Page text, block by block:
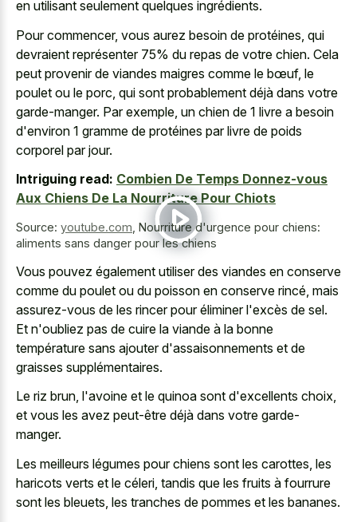
en utilisant seulement quelques ingrédients.
Pour commencer, vous aurez besoin de protéines, qui
devraient représenter 75% du repas de votre chien. Cela
peut provenir de viandes maigres comme le bœuf, le
poulet ou le porc, qui sont probablement déjà dans votre
garde-manger. Par exemple, un chien de 1 livre a besoin
d'environ 1 gramme de protéines par livre de poids
corporel par jour.
Intriguing read: Combien De Temps Donnez-vous
Aux Chiens De La Nourriture Pour Chiots
Source: youtube.com Nourriture d'urgence pour chiens:
aliments sans danger pour les chiens
Vous pouvez également utiliser des viandes en conserve
comme du poulet ou du poisson en conserve rincé, mais
assurez-vous de les rincer pour éliminer l'excès de sel.
Et n'oubliez pas de cuire la viande à la bonne
température sans ajouter d'assaisonnements et de
graisses supplémentaires.
Le riz brun, l'avoine et le quinoa sont d'excellents choix,
et vous les avez peut-être déjà dans votre garde-
manger.
Les meilleurs légumes pour chiens sont les carottes, les
haricots verts et le céleri, tandis que les fruits à fourrure
sont les bleuets, les tranches de pommes et les bananes.